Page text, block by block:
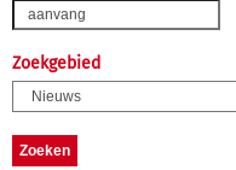
Zoekgebied